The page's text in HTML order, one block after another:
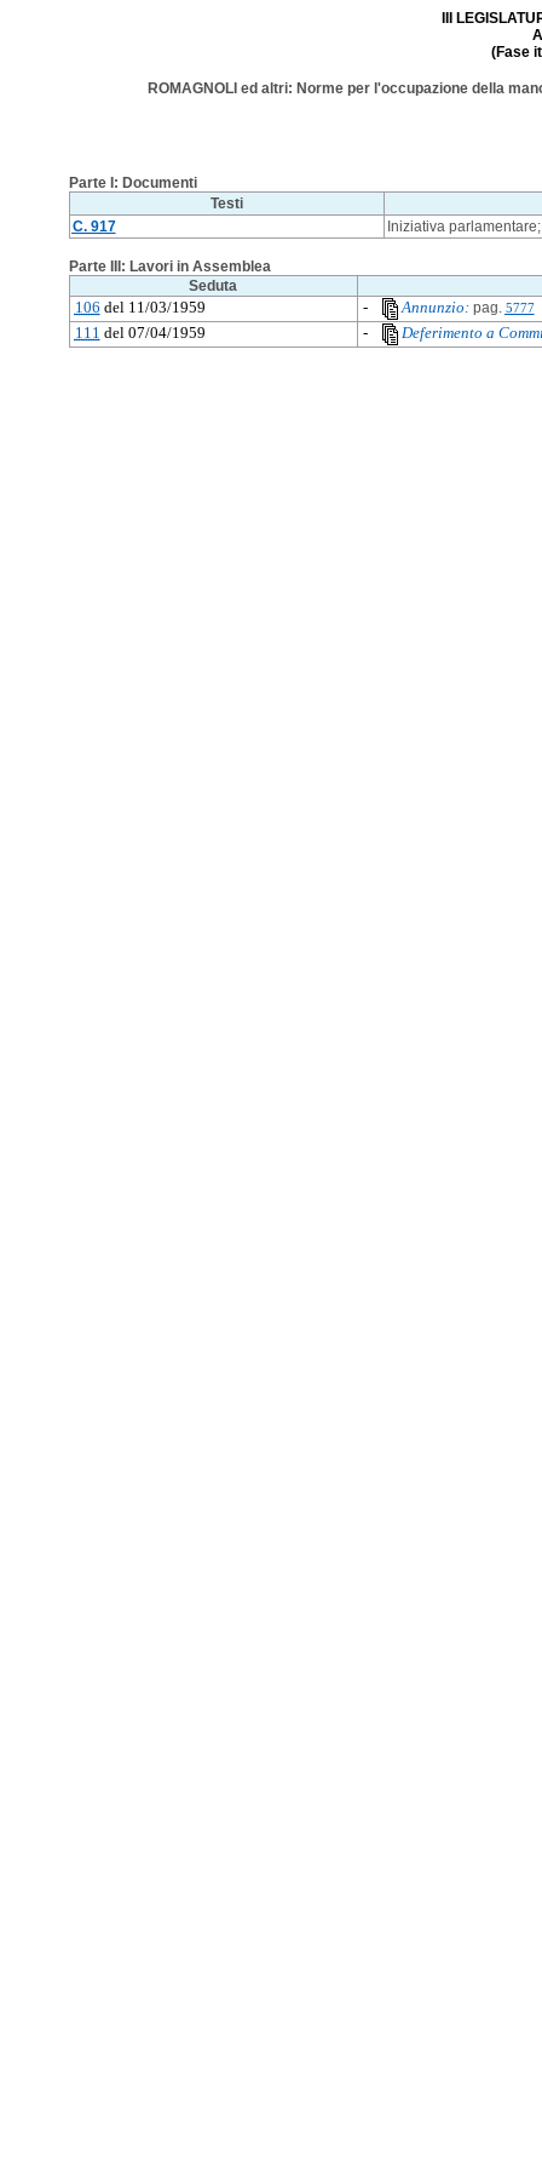
III
(Fase
ROMAGNOLI ed altri: Norme per l'occupazione della
Parte I: Documenti
Testi
C. 917
Iniziativa
Parte III: Lavori in Assemblea
Seduta
106 del 11/03/1959 - Annunzio:pag. 5777
111 del 07/04/1959 - Deferimento a